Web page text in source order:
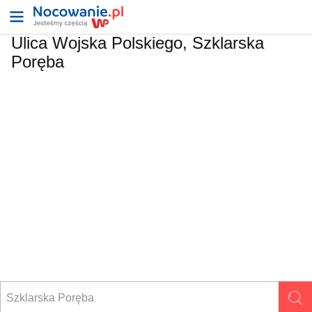
Ulica Wojska Polskiego, Szklarska
Poręba